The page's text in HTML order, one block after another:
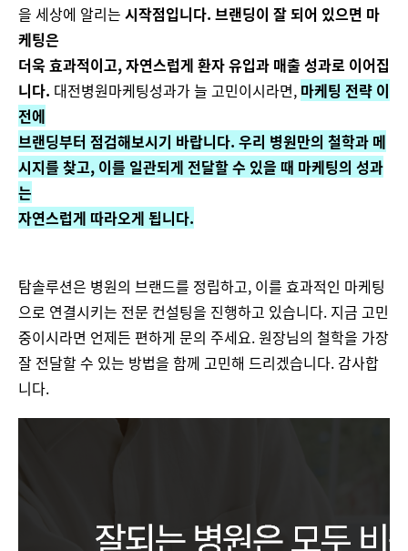
을 세상에 알리는 시작점입니다. 브랜딩이 잘 되어 있으면 마
케팅은
더욱 효과적이고, 자연스럽게 환자 유입과 매출 성과로 이어집
니다. 대전병원마케팅성과가 늘 고민이시라면, 마케팅 전략 이
전에
브랜딩부터 점검해보시기 바랍니다. 우리 병원만의 철학과 메
시지를 찾고, 이를 일관되게 전달할 수 있을 때 마케팅의 성과
는
자연스럽게 따라오게 됩니다.
탐솔루션은 병원의 브랜드를 정립하고, 이를 효과적인 마케팅
으로 연결시키는 전문 컨설팅을 진행하고 있습니다. 지금 고민
중이시라면 언제든 편하게 문의 주세요. 원장님의 철학을 가장
잘 전달할 수 있는 방법을 함께 고민해 드리겠습니다. 감사합
니다.